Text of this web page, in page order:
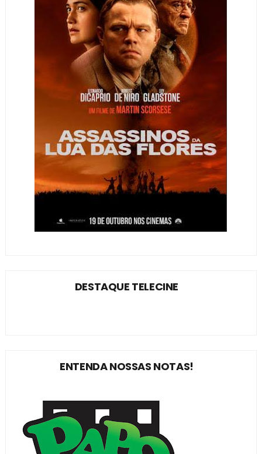
DESTAQUE TELECINE
ENTENDA NOSSAS NOTAS!